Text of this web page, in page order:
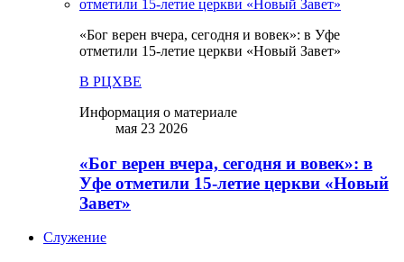
«Бог верен вчера, сегодня и вовек»: в Уфе
отметили 15-летие церкви «Новый Завет»
В РЦХВЕ
Информация о материале
мая 23 2026
«Бог верен вчера, сегодня и вовек»: в
Уфе отметили 15-летие церкви «Новый
Завет»
Служение